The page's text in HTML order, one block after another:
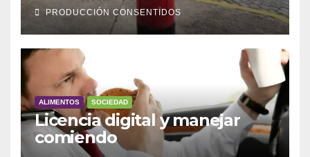
PRODUCCIÓN CONSENTIDOS
ALIMENTOS SOCIEDAD
Licencia digital y manejar
comiendo